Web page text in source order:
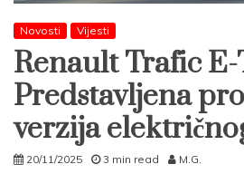
Novosti Vijesti
Renault Trafic E-
Predstavljena
verzija
20/11/2025 3 min read M.G.